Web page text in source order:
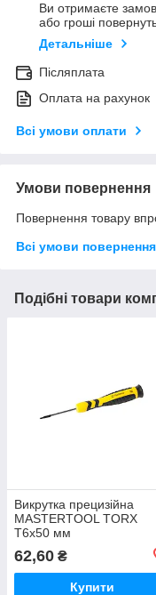
Ви отримаєте
або гроші
Детальніше
Післяплата
Оплата на рахунок
Всі умови оплати
Умови повернення
Повернення товару
Всі умови повернення
Подібні товари
Викрутка прецизійна
MASTERTOOL TORX
T6х50 мм
62,60 ₴
Купити